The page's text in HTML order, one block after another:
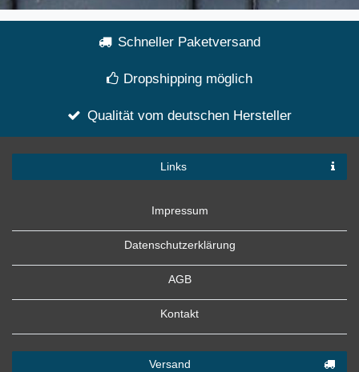
Schneller Paketversand
Dropshipping möglich
Qualität vom deutschen Hersteller
Links
Impressum
Datenschutzerklärung
AGB
Kontakt
Versand